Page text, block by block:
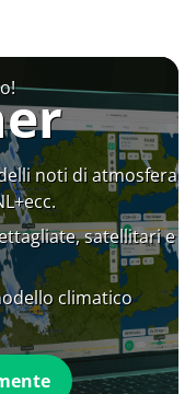
noti di atmosfera
satellitari e
climatico